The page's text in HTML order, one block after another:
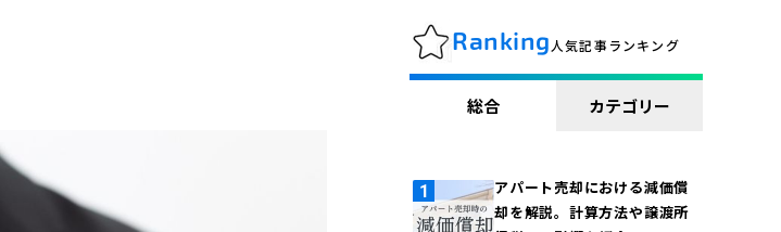
Ranking 人気記事ランキング
総合 カテゴリー
アパート売却における減価償
却を解説。計算方法や譲渡所